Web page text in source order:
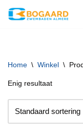
inhoud
Home \ Winkel \
Enig resultaat